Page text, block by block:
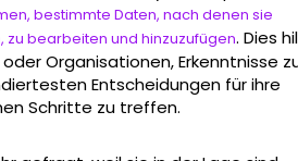
bestimmte Daten, nach denen sie
zu bearbeiten und hinzuzufügen. Dies
Organisationen, Erkenntnisse
Entscheidungen für ihre
Schritte zu treffen.